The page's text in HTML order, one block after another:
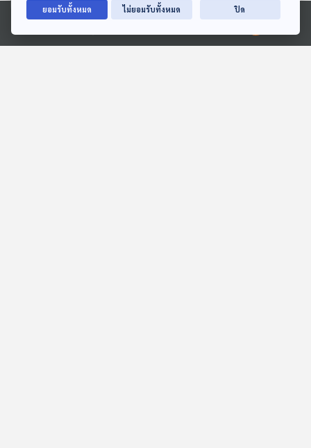
Ⓒ 2020 องค์การกระจายเสียงและแพร่ภาพสาธารณะแห่งประเทศไทย
ตอนที่เกี่ยวข้อง
ยอมรับทั้งหมด ไม่ยอมรับทั้งหมด ปิด